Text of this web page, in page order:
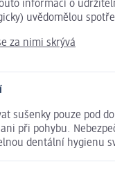
informací o
uvědomělou
za nimi skrývá
sušenky pouze pod
při pohybu.
dentální hygienu